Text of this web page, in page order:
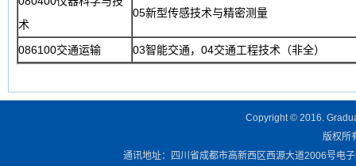
术
05新型传感技术与精密测量
086100交通运输 03智能交通，04交通工程技术（非全）
Copyright © 2016.
版权所
通讯地址：四川省成都市高新西区西源大道2006号电